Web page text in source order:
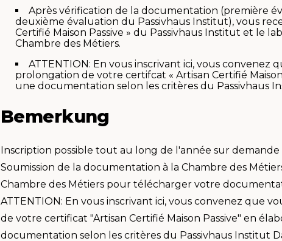
Après vérification de la documentation (première
deuxième évaluation du Passivhaus Institut), vous
Certifié Maison Passive » du Passivhaus Institut et le
Chambre des Métiers.
ATTENTION: En vous inscrivant ici, vous convenez
prolongation de votre certifcat « Artisan Certifié
une documentation selon les critères du Passivhaus
Bemerkung
Inscription possible tout au long de l'année sur demande
Soumission de la documentation à la Chambre des
Chambre des Métiers pour télécharger votre
ATTENTION: En vous inscrivant ici, vous convenez que
de votre certificat "Artisan Certifié Maison Passive" en
documentation selon les critères du Passivhaus Institut